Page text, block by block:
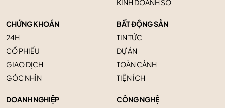
KINH DOANH SỐ
CHỨNG KHOÁN
24H
CỔ PHIẾU
GIAO DỊCH
GÓC NHÌN
BẤT ĐỘNG SẢN
TIN TỨC
DỰ ÁN
TOÀN CẢNH
TIỆN ÍCH
DOANH NGHIỆP
CÔNG NGHỆ